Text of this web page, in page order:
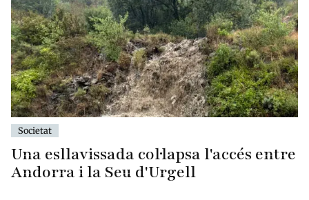
Societat
Una esllavissada col·lapsa l'accés entre
Andorra i la Seu d'Urgell